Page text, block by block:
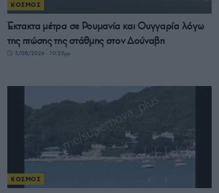
ΚΟΣΜΟΣ
Έκτακτα μέτρα σε Ρουμανία και Ουγγαρία λόγω
της πτώσης της στάθμης στον Δούναβη
3/08/2026 - 10:33μμ
ΚΟΣΜΟΣ